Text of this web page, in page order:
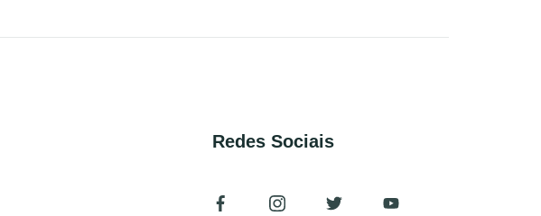
Redes Sociais